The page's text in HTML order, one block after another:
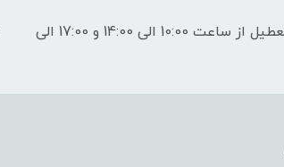
ساعات پاسخگویی: فقط روزهای غیر تعطیل از ساعت 10:00 الی 14:00 و 17:00 الی